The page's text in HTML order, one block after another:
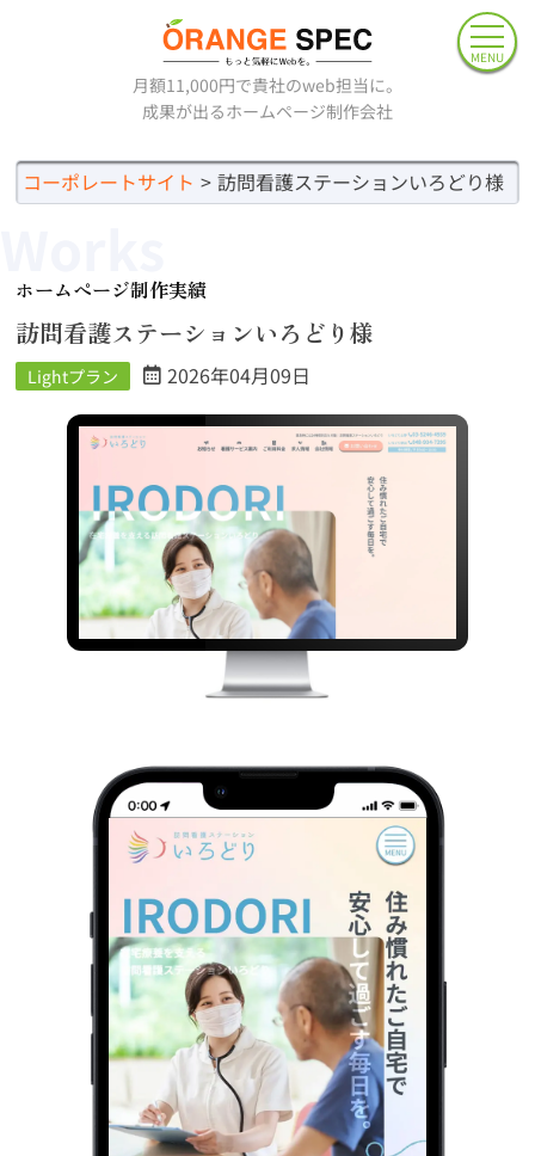
MENU
月額11,000円で貴社のweb担当に。
成果が出るホームページ制作会社
コーポレートサイト 訪問看護ステーションいろどり様
ホームページ制作実績
訪問看護ステーションいろどり様
Lightプラン 2026年04月09日